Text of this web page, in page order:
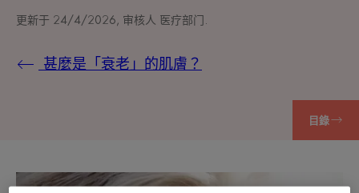
更新于 24/4/2026 , 审核人 医疗部门
甚麼是「衰老」的肌膚？
目錄